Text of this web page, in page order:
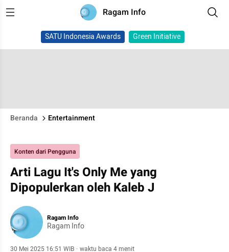
Ragam Info
SATU Indonesia Awards Green Initiative
Beranda Entertainment
Konten dari Pengguna
Arti Lagu It's Only Me yang
Dipopulerkan oleh Kaleb J
Ragam Info
Ragam Info
30 Mei 2025 16:51 WIB · waktu baca 4 menit